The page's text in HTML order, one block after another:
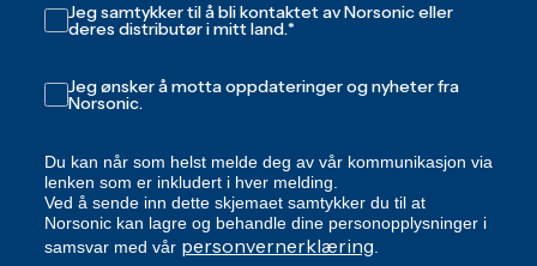
Jeg samtykker til å bli kontaktet av Norsonic eller
deres distributør i mitt land.*
Jeg ønsker å motta oppdateringer og nyheter fra
Norsonic.
Du kan når som helst melde deg av vår kommunikasjon via
lenken som er inkludert i hver melding.
Ved å sende inn dette skjemaet samtykker du til at
Norsonic kan lagre og behandle dine personopplysninger i
samsvar med vår personvernerklæring.